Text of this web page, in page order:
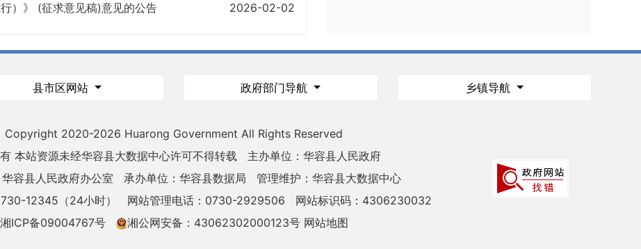
）》 (征求意见稿)意见的公告 2026-02-02
县市区网站 政府部门导航 乡镇导航
Copyright 2020-2026 Huarong Government All Rights Reserved
本站资源未经华容县大数据中心许可不得转载
主办单位：华容县人民政府
容县人民政府办公室
承办单位：华容县数据局
管理维护：华容县大数据中心
12345（24小时）
网站管理电话：0730-2929506
网站标识码：4306230032
湘ICP备09004767号
湘公网安备：43062302000123号 网站地图